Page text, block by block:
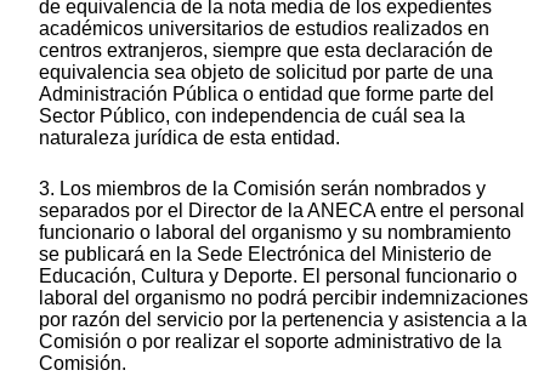
de equivalencia de la nota media de los expedientes
académicos universitarios de estudios realizados en
centros extranjeros, siempre que esta declaración de
equivalencia sea objeto de solicitud por parte de una
Administración Pública o entidad que forme parte del
Sector Público, con independencia de cuál sea la
naturaleza jurídica de esta entidad.
3. Los miembros de la Comisión serán nombrados y
separados por el Director de la ANECA entre el personal
funcionario o laboral del organismo y su nombramiento
se publicará en la Sede Electrónica del Ministerio de
Educación, Cultura y Deporte. El personal funcionario o
laboral del organismo no podrá percibir indemnizaciones
por razón del servicio por la pertenencia y asistencia a la
Comisión o por realizar el soporte administrativo de la
Comisión.